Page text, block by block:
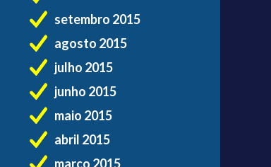
setembro 2015
agosto 2015
julho 2015
junho 2015
maio 2015
abril 2015
março 2015